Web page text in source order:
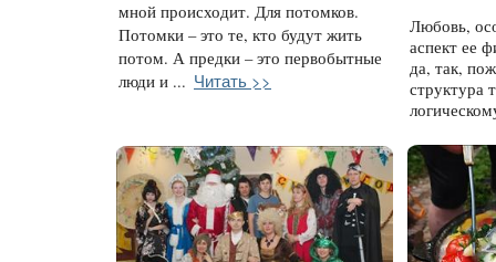
мной происходит. Для потомков.
Потомки – это те, кто будут жить
потом. А предки – это первобытные
люди и ... Читать >>
Любовь,
аспект ее
да, так,
структура